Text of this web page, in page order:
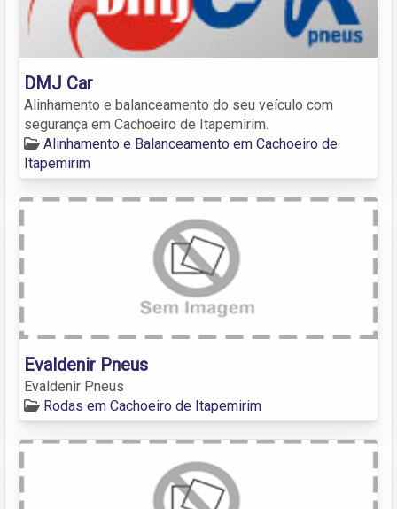
DMJ Car
Alinhamento e balanceamento do seu veículo com
segurança em Cachoeiro de Itapemirim.
Alinhamento e Balanceamento em Cachoeiro de
Itapemirim
Evaldenir Pneus
Evaldenir Pneus
Rodas em Cachoeiro de Itapemirim